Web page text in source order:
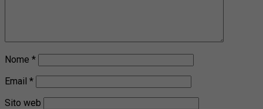
Nome *
Email *
Sito web